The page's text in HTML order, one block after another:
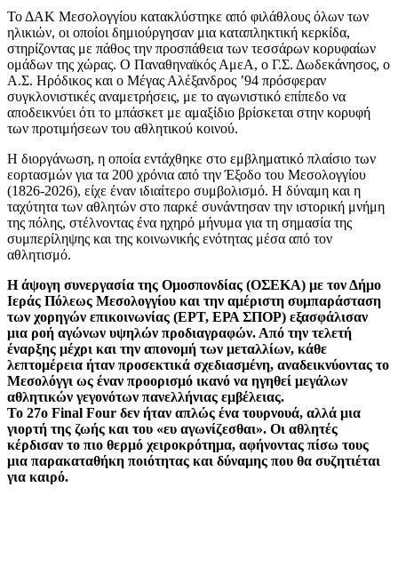
Το ΔΑΚ Μεσολογγίου κατακλύστηκε από φιλάθλους όλων των
ηλικιών, οι οποίοι δημιούργησαν μια καταπληκτική κερκίδα,
στηρίζοντας με πάθος την προσπάθεια των τεσσάρων κορυφαίων
ομάδων της χώρας. Ο Παναθηναϊκός ΑμεΑ, ο Γ.Σ. Δωδεκάνησος, ο
Α.Σ. Ηρόδικος και ο Μέγας Αλέξανδρος ’94 πρόσφεραν
συγκλονιστικές αναμετρήσεις, με το αγωνιστικό επίπεδο να
αποδεικνύει ότι το μπάσκετ με αμαξίδιο βρίσκεται στην κορυφή
των προτιμήσεων του αθλητικού κοινού.
Η διοργάνωση, η οποία εντάχθηκε στο εμβληματικό πλαίσιο των
εορτασμών για τα 200 χρόνια από την Έξοδο του Μεσολογγίου
(1826-2026), είχε έναν ιδιαίτερο συμβολισμό. Η δύναμη και η
ταχύτητα των αθλητών στο παρκέ συνάντησαν την ιστορική μνήμη
της πόλης, στέλνοντας ένα ηχηρό μήνυμα για τη σημασία της
συμπερίληψης και της κοινωνικής ενότητας μέσα από τον
αθλητισμό.
Η άψογη συνεργασία της Ομοσπονδίας (ΟΣΕΚΑ) με τον Δήμο
Ιεράς Πόλεως Μεσολογγίου και την αμέριστη συμπαράσταση
των χορηγών επικοινωνίας (ΕΡΤ, ΕΡΑ ΣΠΟΡ) εξασφάλισαν
μια ροή αγώνων υψηλών προδιαγραφών. Από την τελετή
έναρξης μέχρι και την απονομή των μεταλλίων, κάθε
λεπτομέρεια ήταν προσεκτικά σχεδιασμένη, αναδεικνύοντας το
Μεσολόγγι ως έναν προορισμό ικανό να ηγηθεί μεγάλων
αθλητικών γεγονότων πανελλήνιας εμβέλειας.
Το 27ο Final Four δεν ήταν απλώς ένα τουρνουά, αλλά μια
γιορτή της ζωής και του «ευ αγωνίζεσθαι». Οι αθλητές
κέρδισαν το πιο θερμό χειροκρότημα, αφήνοντας πίσω τους
μια παρακαταθήκη ποιότητας και δύναμης που θα συζητιέται
για καιρό.